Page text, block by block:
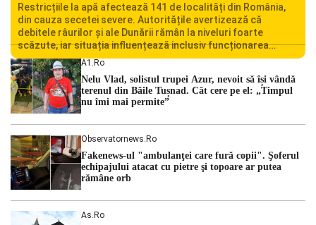
Restricțiile la apă afectează 141 de localități din România,
din cauza secetei severe. Autoritățile avertizează că
debitele râurilor și ale Dunării rămân la niveluri foarte
scăzute, iar situația influențează inclusiv funcționarea
Centralei Nucleare de la Cernavodă. România se confruntă
cu una dintre cele mai dificile perioade din punct de vedere
hidrologic din ultimii ani. Lipsa […]
A1.ro
Nelu Vlad, solistul trupei Azur, nevoit să își vândă
terenul din Băile Tușnad. Cât cere pe el: „Timpul
nu îmi mai permite”
Observatornews.ro
Fakenews-ul "ambulanţei care fură copii". Şoferul
echipajului atacat cu pietre şi topoare ar putea
rămâne orb
As.ro